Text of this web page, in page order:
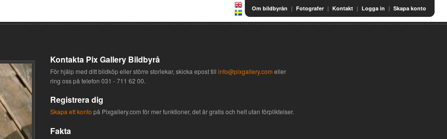
Om bildbyrån | Fotografer | Kontakt | Logga in | Skapa konto
Kontakta Pix Gallery Bildbyrå
För hjälp med ditt bildköp eller större storlekar, skicka epost till info@pixgallery.com eller
ring oss på telefon 031 - 711 62 00.
Registrera dig
Skapa ett konto på Pixgallery.com för mer funktioner, det är gratis och helt utan förpliktelser.
Fakta